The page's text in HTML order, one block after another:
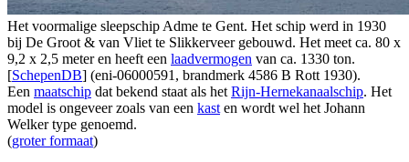
Het voormalige sleepschip Adme te Gent. Het schip werd in 1930
bij De Groot & van Vliet te Slikkerveer gebouwd. Het meet ca. 80 x
9,2 x 2,5 meter en heeft een laadvermogen van ca. 1330 ton.
[SchepenDB] (eni-06000591, brandmerk 4586 B Rott 1930).
Een maatschip dat bekend staat als het Rijn-Hernekanaalschip. Het
model is ongeveer zoals van een kast en wordt wel het Johann
Welker type genoemd.
(groter formaat)